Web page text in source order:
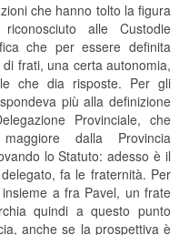
che hanno tolto la figura
alle Custodie
che per essere definita
frati, una certa autonomia,
che dia risposte. Per gli
più alla definizione
Provinciale, che
dalla Provincia
lo Statuto: adesso è il
fa le fraternità. Per
a fra Pavel, un frate
quindi a questo punto
anche se la prospettiva è